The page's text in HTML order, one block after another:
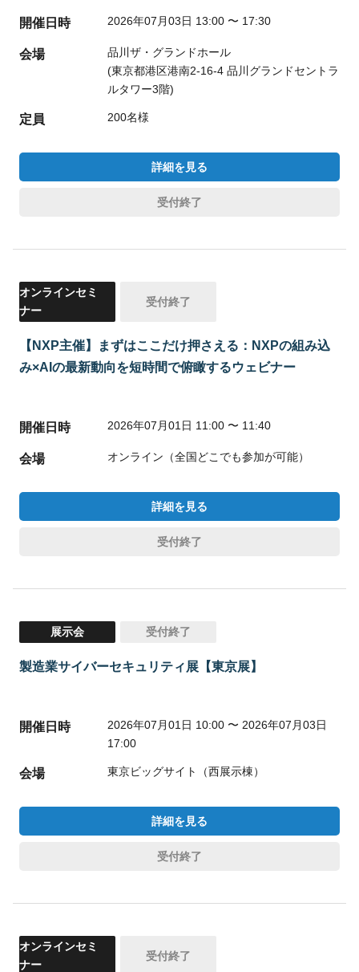
開催日時 2026年07月03日 13:00 〜 17:30
会場
品川ザ・グランドホール
(東京都港区港南2-16-4 品川グランドセントラ
ルタワー3階)
定員 200名様
詳細を見る
受付終了
オンラインセミ
ナー
受付終了
【NXP主催】まずはここだけ押さえる：NXPの組み込
み×AIの最新動向を短時間で俯瞰するウェビナー
開催日時 2026年07月01日 11:00 〜 11:40
会場 オンライン（全国どこでも参加が可能）
詳細を見る
受付終了
展示会 受付終了
製造業サイバーセキュリティ展【東京展】
開催日時
2026年07月01日 10:00 〜 2026年07月03日
17:00
会場 東京ビッグサイト（西展示棟）
詳細を見る
受付終了
オンラインセミ
ナー
受付終了